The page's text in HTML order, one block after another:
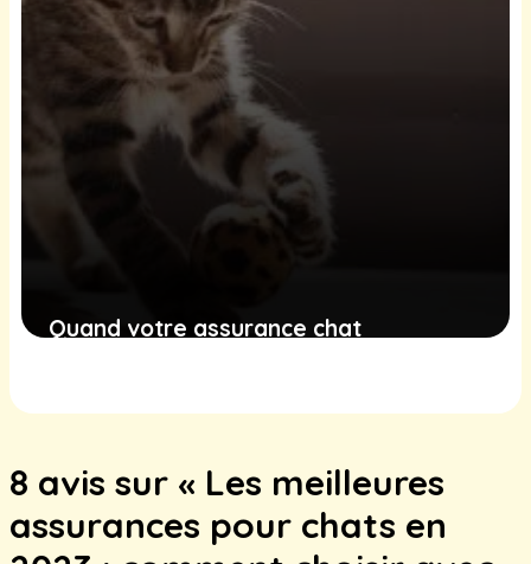
Quand votre assurance chat
8 avis sur « Les meilleures
assurances pour chats en